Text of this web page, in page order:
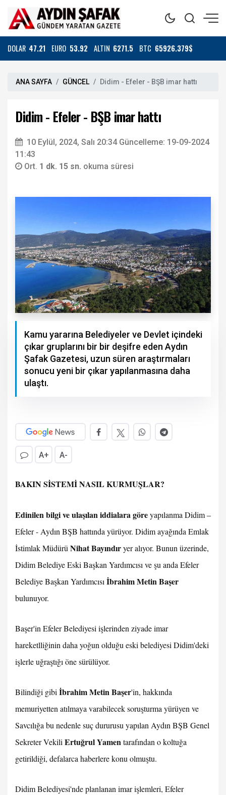
DOLAR 47.21 EURO 53.92 ALTIN 6271.5 BTC 65926.379$
ANA SAYFA GÜNCEL Didim - Efeler - BŞB imar hattı
Didim - Efeler - BŞB imar hattı
10 Eylül, 2024, Salı 20:34 Güncelleme: 19-09-2024
11:43
Ort. 1 dk. 15 sn. okuma süresi
Kamu yararına Belediyeler ve Devlet içindeki
çıkar gruplarını bir bir deşifre eden Aydın
Şafak Gazetesi, uzun süren araştırmaları
sonucu yeni bir çıkar yapılanmasına daha
ulaştı.
A+ A-
BAKIN SİSTEMİ NASIL KURMUŞLAR?
Edinilen bilgi ve ulaşılan iddialara göreyapılanma Didim –
Efeler - Aydın BŞB hattında yürüyor. Didim ayağında Emlak
İstimlak Müdürü Nihat Bayındıryer alıyor. Bunun üzerinde,
Didim Belediye Eski Başkan Yardımcısı ve şu anda Efeler
Belediye Başkan Yardımcısı İbrahim Metin Başer
bulunuyor.
Başer'in Efeler Belediyesi işlerinden ziyade imar
hareketlliğinin daha yoğun olduğu eski belediyesi Didim'deki
işlerle uğraştığı öne sürülüyor.
Bilindiği gibi İbrahim Metin Başer'in, hakkında
memuriyetten atılmaya varabilecek soruşturma yürüyen ve
Savcılığa bu nedenle suç dururusu yapılan Aydın BŞB Genel
Sekreter Vekili Ertuğrul Yamentarafından o koltuğa
getirildiği, defalarca haberlere konu olmuştu.
Didim Belediyesi'nde planlanan imar işlemleri, Efeler